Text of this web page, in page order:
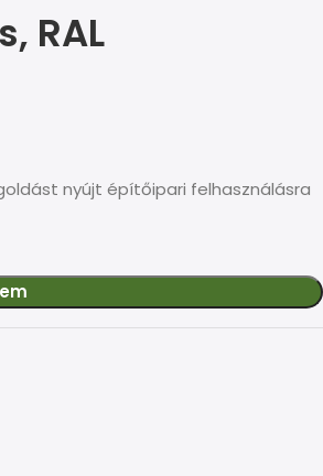
RAL
nyújt építőipari felhasználásra